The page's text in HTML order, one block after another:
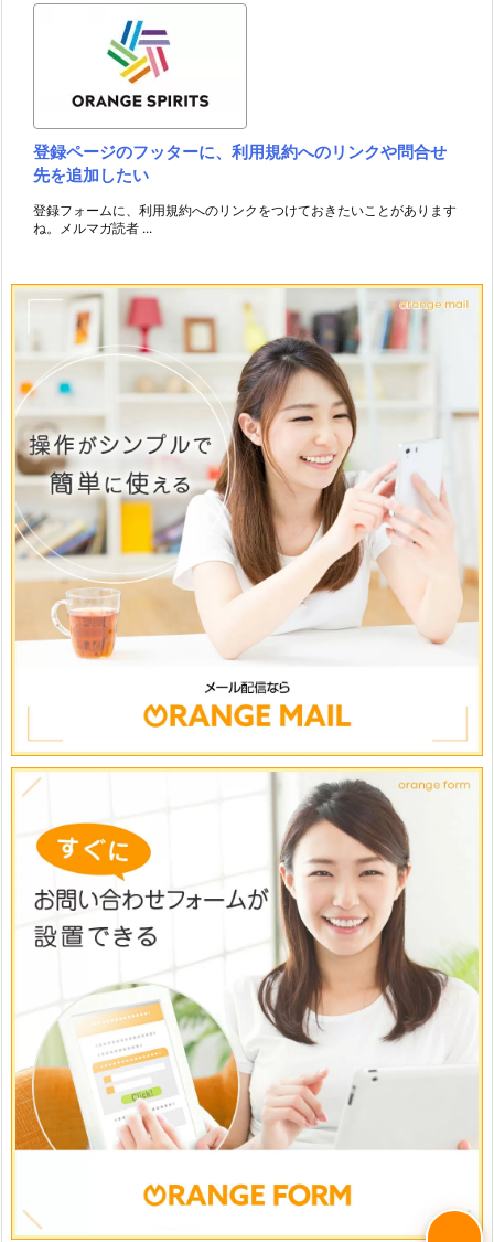
登録ページのフッターに、利用規約へのリンクや問合せ
先を追加したい
登録フォームに、利用規約へのリンクをつけておきたいことがあります
ね。メルマガ読者 ...